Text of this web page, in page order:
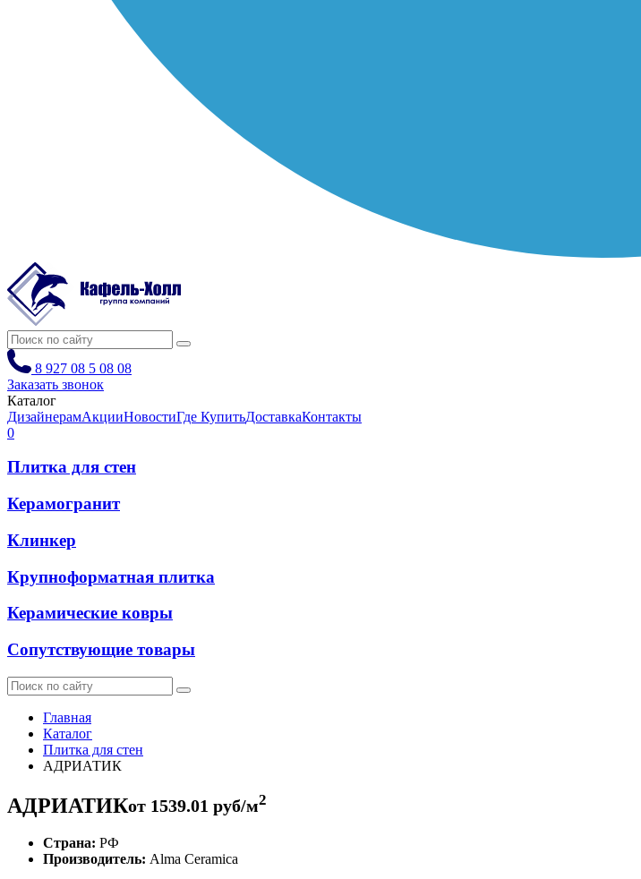
8 927 08 5 08 08
Заказать звонок
Каталог
ДизайнерамАкцииНовостиГде КупитьДоставкаКонтакты
0
Плитка для стен
Керамогранит
Клинкер
Крупноформатная плитка
Керамические ковры
Сопутствующие товары
Главная
Каталог
Плитка для стен
АДРИАТИК
АДРИАТИКот 1539.01 руб/м2
Страна: РФ
Производитель: Alma Ceramica